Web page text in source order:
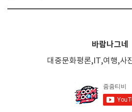
바람나그네
대중문화평론,IT,여행,사